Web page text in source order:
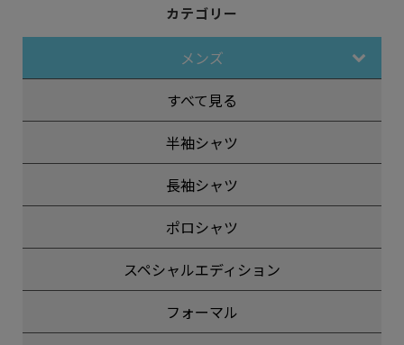
カテゴリー
メンズ
すべて見る
半袖シャツ
長袖シャツ
ポロシャツ
スペシャルエディション
フォーマル